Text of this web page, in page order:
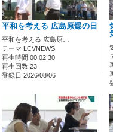
平和を考える 広島原爆の日
平和を考える 広島原…
テーマ LCVNEWS
再生時間 00:02:30
再生回数 23
登録日 2026/08/06